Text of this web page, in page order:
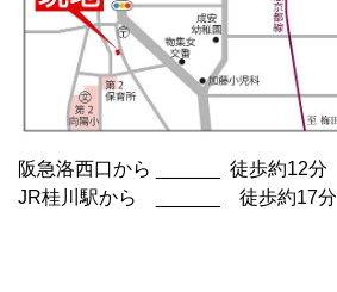
阪急洛西口から ______ 徒歩約12分
JR桂川駅から ______ 徒歩約17分